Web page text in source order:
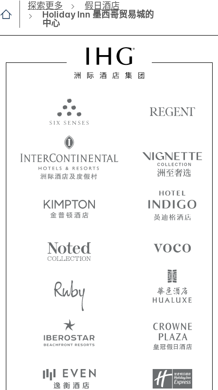
探索更多
假日酒店
Holiday Inn 墨西哥贸易城的
中心